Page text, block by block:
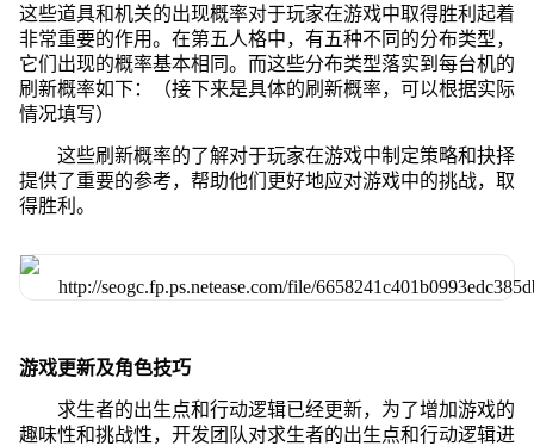
这些道具和机关的出现概率对于玩家在游戏中取得胜利起着
非常重要的作用。在第五人格中，有五种不同的分布类型，
它们出现的概率基本相同。而这些分布类型落实到每台机的
刷新概率如下：（接下来是具体的刷新概率，可以根据实际
情况填写）
这些刷新概率的了解对于玩家在游戏中制定策略和抉择
提供了重要的参考，帮助他们更好地应对游戏中的挑战，取
得胜利。
游戏更新及角色技巧
求生者的出生点和行动逻辑已经更新，为了增加游戏的
趣味性和挑战性，开发团队对求生者的出生点和行动逻辑进